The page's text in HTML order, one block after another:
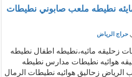
نطيطه ملعب صابوني نطيطات
حراج الرياض
زحليقه مائيه،نطيطه اطفال نطيطه
هوائيه نطيطات مدارس نطيطه
الرياض زحاليق هوائيه نطيطات الرمال